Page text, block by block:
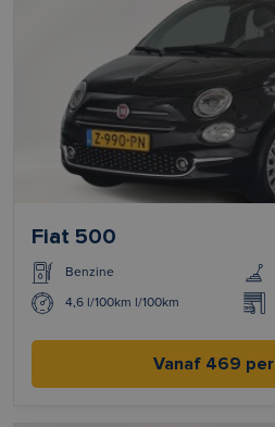
Fiat 500
Benzine
4,6 l/100km l/100km
Vanaf 469 per